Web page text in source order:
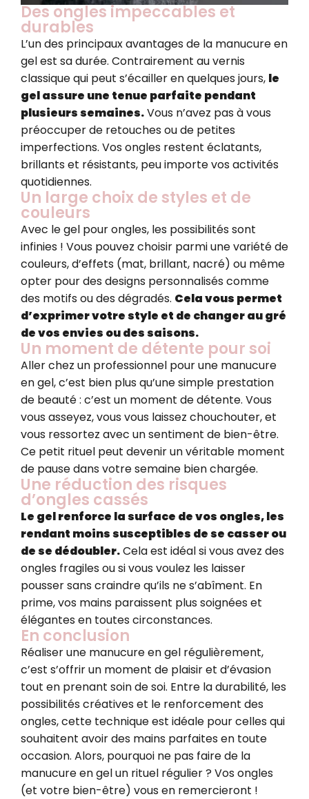
Des ongles impeccables et
durables
L’un des principaux avantages de la manucure en
gel est sa durée. Contrairement au vernis
classique qui peut s’écailler en quelques jours, le
gel assure une tenue parfaite pendant
plusieurs semaines.Vous n’avez pas à vous
préoccuper de retouches ou de petites
imperfections. Vos ongles restent éclatants,
brillants et résistants, peu importe vos activités
quotidiennes.
Un large choix de styles et de
couleurs
Avec le gel pour ongles, les possibilités sont
infinies ! Vous pouvez choisir parmi une variété de
couleurs, d’effets (mat, brillant, nacré) ou même
opter pour des designs personnalisés comme
des motifs ou des dégradés. Cela vous permet
d’exprimer votre style et de changer au gré
de vos envies ou des saisons.
Un moment de détente pour soi
Aller chez un professionnel pour une manucure
en gel, c’est bien plus qu’une simple prestation
de beauté : c’est un moment de détente. Vous
vous asseyez, vous vous laissez chouchouter, et
vous ressortez avec un sentiment de bien-être.
Ce petit rituel peut devenir un véritable moment
de pause dans votre semaine bien chargée.
Une réduction des risques
d’ongles cassés
Le gel renforce la surface de vos ongles, les
rendant moins susceptibles de se casser ou
de se dédoubler.Cela est idéal si vous avez des
ongles fragiles ou si vous voulez les laisser
pousser sans craindre qu’ils ne s’abîment. En
prime, vos mains paraissent plus soignées et
élégantes en toutes circonstances.
En conclusion
Réaliser une manucure en gel régulièrement,
c’est s’offrir un moment de plaisir et d’évasion
tout en prenant soin de soi. Entre la durabilité, les
possibilités créatives et le renforcement des
ongles, cette technique est idéale pour celles qui
souhaitent avoir des mains parfaites en toute
occasion. Alors, pourquoi ne pas faire de la
manucure en gel un rituel régulier ? Vos ongles
(et votre bien-être) vous en remercieront !